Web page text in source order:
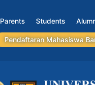
Parents Students
Pendaftaran Mahasiswa